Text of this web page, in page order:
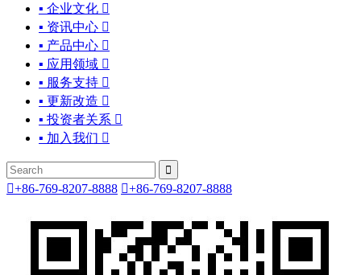
▪ 企业文化 
▪ 资讯中心 
▪ 产品中心 
▪ 应用领域 
▪ 服务支持 
▪ 更新改造 
▪ 投资者关系 
▪ 加入我们 

+86-769-8207-8888 +86-769-8207-8888